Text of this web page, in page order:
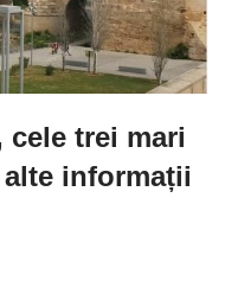
cele trei mari
informații